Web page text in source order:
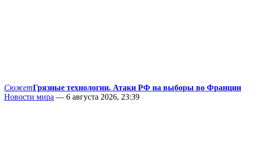
СюжетГрязные технологии. Атаки РФ на выборы во Франции
Новости мира — 6 августа 2026, 23:39